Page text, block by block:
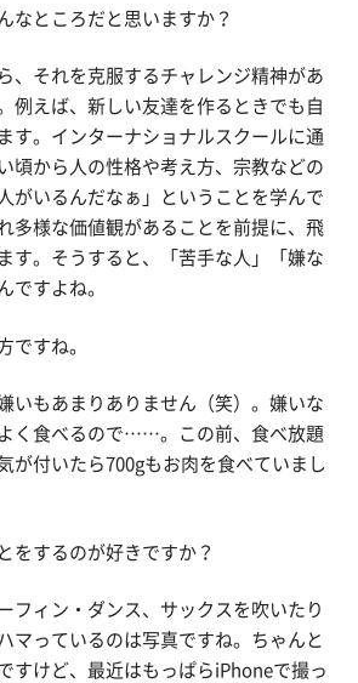
ところだと思いますか？
、それを克服するチャレンジ精神があ
例えば、新しい友達を作るときでも自
す。インターナショナルスクールに通
頃から人の性格や考え方、宗教などの
がいるんだなぁ」ということを学んで
多様な価値観があることを前提に、飛
す。そうすると、「苦手な人」「嫌な
ですよね。
すね。
いもあまりありません（笑）。嫌いな
く食べるので……。この前、食べ放題
が付いたら700gもお肉を食べていまし
するのが好きですか？
フィン・ダンス、サックスを吹いたり
マっているのは写真ですね。ちゃんと
すけど、最近はもっぱらiPhoneで撮っ